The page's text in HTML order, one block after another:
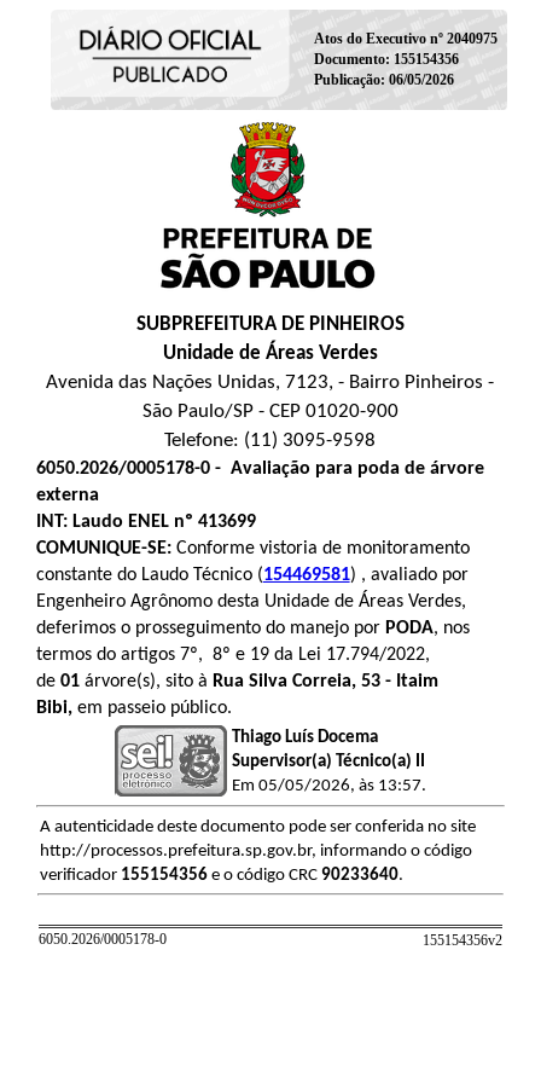
Atos do Executivo nº 2040975
Documento: 155154356
Publicação: 06/05/2026
SUBPREFEITURA DE PINHEIROS
Unidade de Áreas Verdes
Avenida das Nações Unidas, 7123, - Bairro Pinheiros -
São Paulo/SP - CEP 01020-900
Telefone: (11) 3095-9598
6050.2026/0005178-0 - Avaliação para poda de árvore
externa
INT: Laudo ENEL nº 413699
COMUNIQUE-SE: Conforme vistoria de monitoramento
constante do Laudo Técnico (154469581) , avaliado por
Engenheiro Agrônomo desta Unidade de Áreas Verdes,
deferimos o prosseguimento do manejo por PODA, nos
termos do artigos 7º, 8º e 19 da Lei 17.794/2022,
de 01 árvore(s), sito à Rua Silva Correia, 53 - Itaim
Bibi, em passeio público.
Thiago Luís Docema
Supervisor(a) Técnico(a) II
Em 05/05/2026, às 13:57.
A autenticidade deste documento pode ser conferida no site
http://processos.prefeitura.sp.gov.br, informando o código
verificador 155154356e o código CRC 90233640.
6050.2026/0005178-0 155154356v2